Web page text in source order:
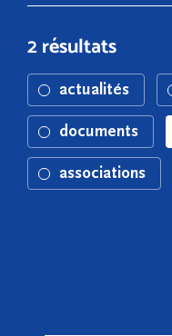
2 résultats
actualités
documents
associations